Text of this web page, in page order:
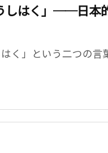
しはく」──日本
はく」という二つの